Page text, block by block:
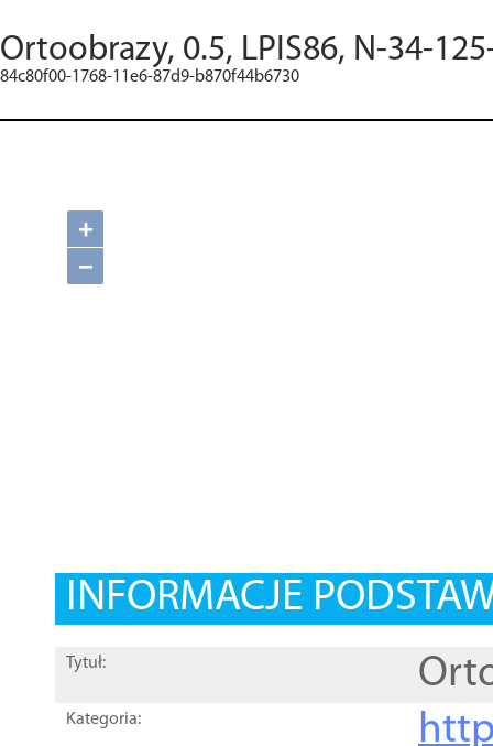
Ortoobrazy, 0.5, LPIS86, N-34-
84c80f00-1768-11e6-87d9-b870f44b6730
+
−
INFORMACJE
Tytuł:
Kategoria: